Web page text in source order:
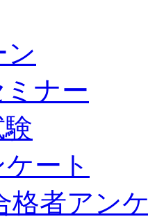
ン
ナー
ート
格者アン